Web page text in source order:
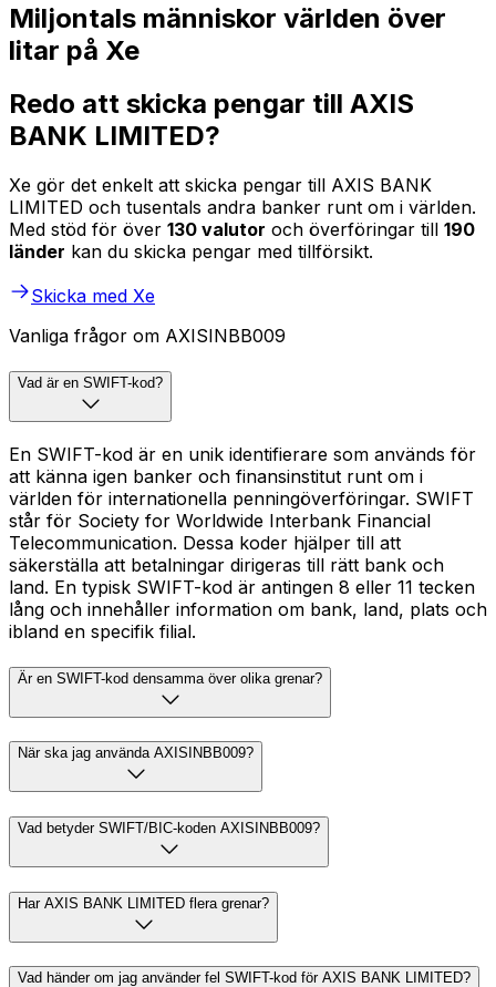
Miljontals människor världen över
litar på Xe
Redo att skicka pengar till AXIS
BANK LIMITED?
Xe gör det enkelt att skicka pengar till AXIS BANK
LIMITED och tusentals andra banker runt om i världen.
Med stöd för över 130 valutor och överföringar till 190
länder kan du skicka pengar med tillförsikt.
Skicka med Xe
Vanliga frågor om AXISINBB009
Vad är en SWIFT-kod?
En SWIFT-kod är en unik identifierare som används för
att känna igen banker och finansinstitut runt om i
världen för internationella penningöverföringar. SWIFT
står för Society for Worldwide Interbank Financial
Telecommunication. Dessa koder hjälper till att
säkerställa att betalningar dirigeras till rätt bank och
land. En typisk SWIFT-kod är antingen 8 eller 11 tecken
lång och innehåller information om bank, land, plats och
ibland en specifik filial.
Är en SWIFT-kod densamma över olika grenar?
När ska jag använda AXISINBB009?
Vad betyder SWIFT/BIC-koden AXISINBB009?
Har AXIS BANK LIMITED flera grenar?
Vad händer om jag använder fel SWIFT-kod för AXIS BANK LIMITED?